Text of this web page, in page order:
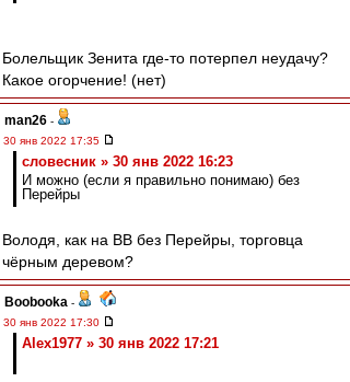
Болельщик Зенита где-то потерпел неудачу?
Какое огорчение! (нет)
man26 -
30 янв 2022 17:35
словесник » 30 янв 2022 16:23
И можно (если я правильно понимаю) без
Перейры
Володя, как на ВВ без Перейры, торговца
чёрным деревом?
Boobooka -
30 янв 2022 17:30
Alex1977 » 30 янв 2022 17:21